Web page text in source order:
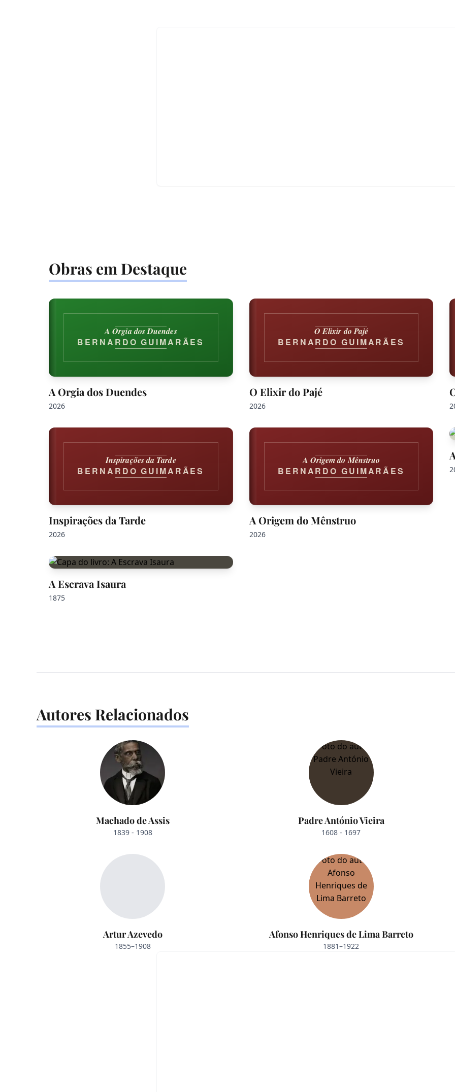
Obras em Destaque
A Orgia dos Duendes
BERNARDO GUIMARÃES
A Orgia dos Duendes
2026
O Elixir do Pajé
BERNARDO GUIMARÃES
O Elixir do Pajé
2026
Inspirações da Tarde
BERNARDO GUIMARÃES
Inspirações da Tarde
2026
A Origem do Mênstruo
BERNARDO GUIMARÃES
A Origem do Mênstruo
2026
A Escrava Isaura
1875
Autores Relacionados
Machado de Assis
1839 - 1908
Padre António Vieira
1608 - 1697
Artur Azevedo
1855–1908
Afonso Henriques de Lima Barreto
1881–1922